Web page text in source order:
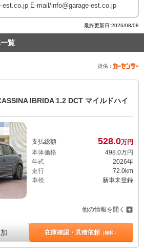
est.co.jp E-mail/info@garage-est.co.jp
最終更新日:2026/08/08
覧
提供：
IBRIDA 1.2 DCT マイルドハイ
支払総額 528.0万円
本体価格
498. 0万円
年式
2026年
走行
72.0km
車検
新車未登録
他の情報を開く
在庫確認・見積依頼（無料）